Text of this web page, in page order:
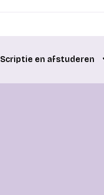
Scriptie en afstuderen